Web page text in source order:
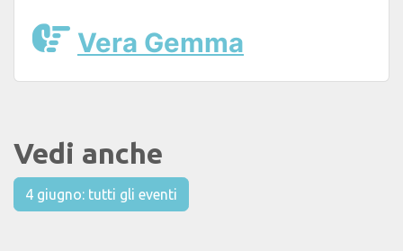
Vera Gemma
Vedi anche
4 giugno: tutti gli eventi